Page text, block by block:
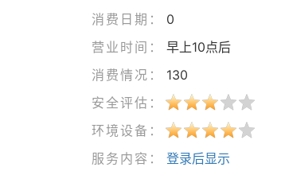
消费日期：
0
营业时间：
早上10点后
消费情况：
130
安全评估：
环境设备：
服务内容：
登录后显示